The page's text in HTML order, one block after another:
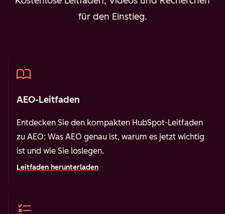
für den Einstieg.
AEO-Leitfaden
Entdecken Sie den kompakten HubSpot-Leitfaden
zu AEO: Was AEO genau ist, warum es jetzt wichtig
ist und wie Sie loslegen.
Leitfaden herunterladen